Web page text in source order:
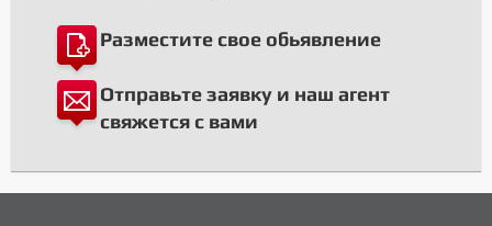
Разместите свое обьявление
Отправьте заявку и наш агент
свяжется с вами